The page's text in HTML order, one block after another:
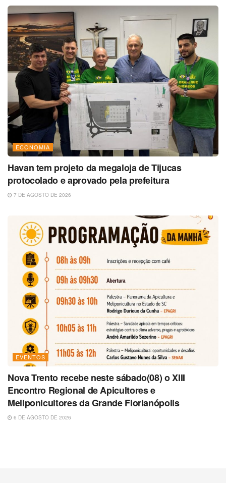
ECONOMIA
Havan tem projeto da megaloja de Tijucas
protocolado e aprovado pela prefeitura
7 DE AGOSTO DE 2026
EVENTOS
Nova Trento recebe neste sábado(08) o XIII
Encontro Regional de Apicultores e
Meliponicultores da Grande Florianópolis
6 DE AGOSTO DE 2026